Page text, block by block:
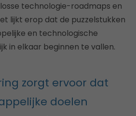
technologie-roadmaps en
lijkt erop dat de puzzelstukken
en technologische
in elkaar beginnen te vallen.
zorgt ervoor dat
doelen